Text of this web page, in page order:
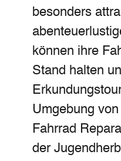
besonders
können ihre
Stand halten
Umgebung
Fahrrad
der